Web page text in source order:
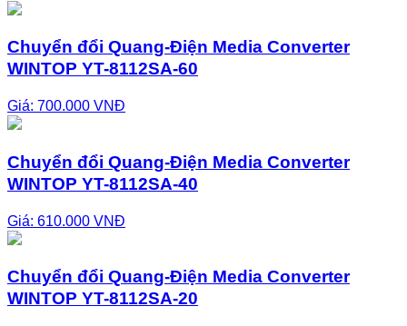
Chuyển đổi Quang-Điện Media Converter
WINTOP YT-8112SA-60
Giá: 700.000 VNĐ
Chuyển đổi Quang-Điện Media Converter
WINTOP YT-8112SA-40
Giá: 610.000 VNĐ
Chuyển đổi Quang-Điện Media Converter
WINTOP YT-8112SA-20